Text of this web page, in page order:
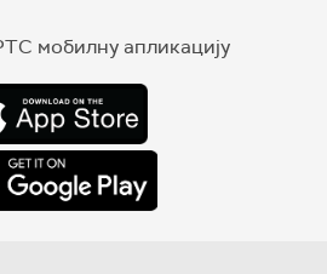
мобилну апликацију